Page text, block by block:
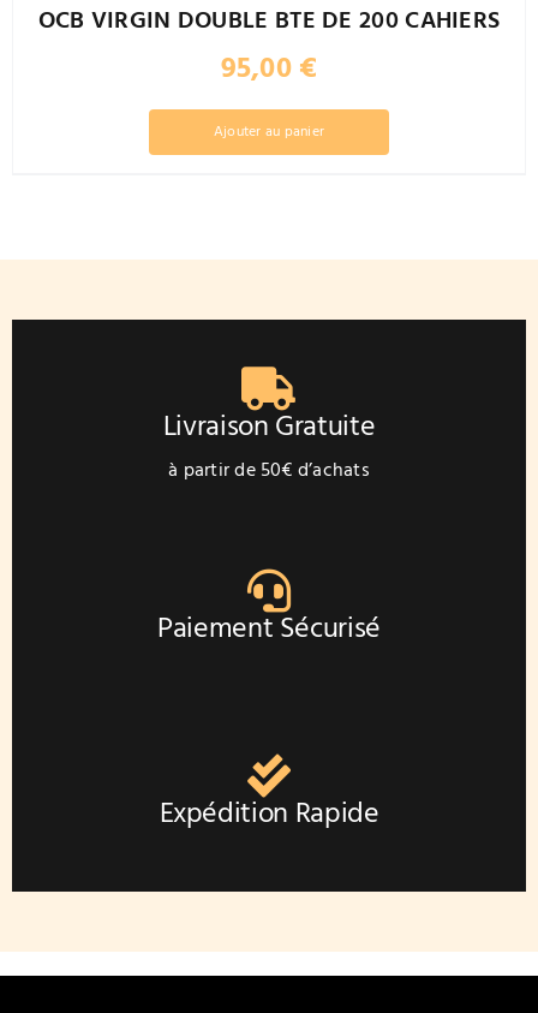
OCB VIRGIN DOUBLE BTE DE 200 CAHIERS
95,00€
Ajouter au panier
Livraison Gratuite
à partir de 50€ d’achats
Paiement Sécurisé
Expédition Rapide